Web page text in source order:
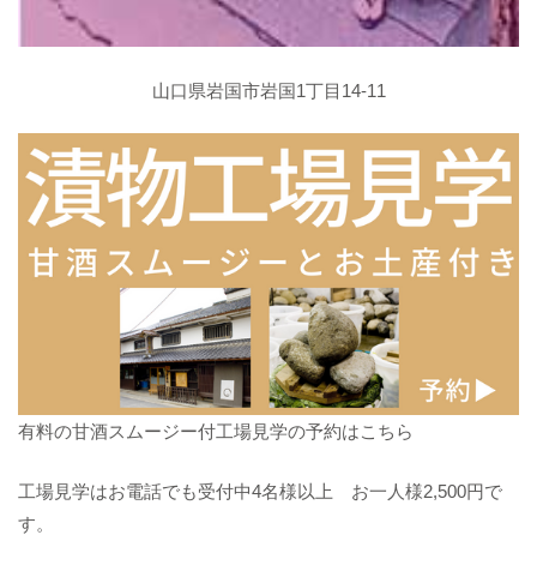
山口県岩国市岩国1丁目14-11
有料の甘酒スムージー付工場見学の予約はこちら
工場見学はお電話でも受付中4名様以上 お一人様2,500円で
す。